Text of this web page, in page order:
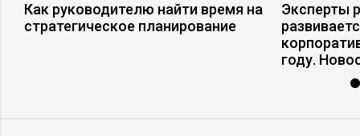
Как руководителю найти время на
стратегическое планирование
Эксперты
году.